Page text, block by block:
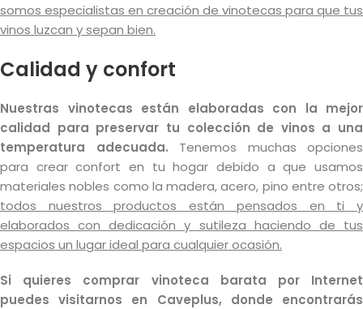
somos especialistas en creación de vinotecas para que tus
vinos luzcan y sepan bien.
Calidad y confort
Nuestras vinotecas están elaboradas con la mejor
calidad para preservar tu colección de vinos a una
temperatura adecuada. Tenemos muchas opciones
para crear confort en tu hogar debido a que usamos
materiales nobles como la madera, acero, pino entre otros;
todos nuestros productos están pensados en ti y
elaborados con dedicación y sutileza haciendo de tus
espacios un lugar ideal para cualquier ocasión.
Si quieres comprar vinoteca barata por Internet
puedes visitarnos en Caveplus, donde encontrarás